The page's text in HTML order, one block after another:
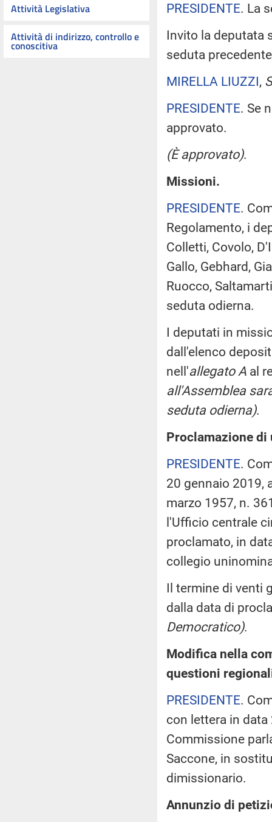
Attività Legislativa
Attività di indirizzo, controllo e
conoscitiva
PRESIDENTE. La
Invito la deputata
seduta
MIRELLA LIUZZI,
PRESIDENTE. Se
approvato.
(È approvato).
Missioni.
PRESIDENTE.
Regolamento, i
Colletti, Covolo,
Gallo, Gebhard,
Ruocco,
seduta odierna.
I deputati in
dall'elenco
nell'allegato A al
all'Assemblea
seduta odierna).
Proclamazione
PRESIDENTE.
20 gennaio 2019,
marzo 1957, n.
l'Ufficio centrale
proclamato, in
collegio
Il termine di venti
dalla data di
Democratico).
Modifica nella
questioni
PRESIDENTE.
con lettera in
Commissione
Saccone, in
dimissionario.
Annunzio di